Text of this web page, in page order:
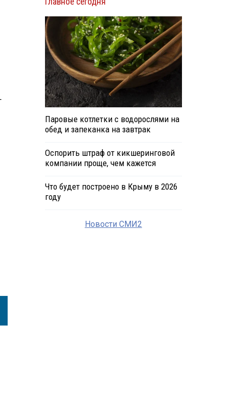
Паровые котлетки с водорослями на
обед и запеканка на завтрак
Оспорить штраф от кикшеринговой
компании проще, чем кажется
Что будет построено в Крыму в 2026
году
Новости СМИ2